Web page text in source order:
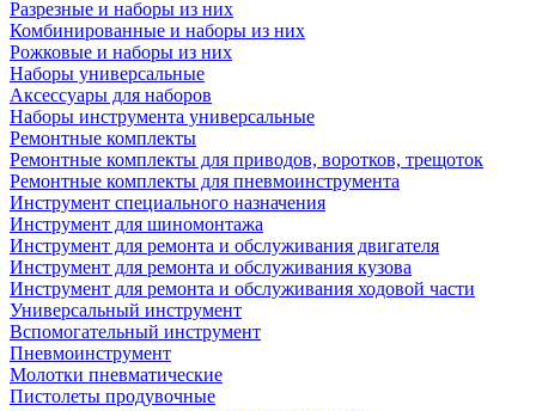
Разрезные и наборы из них
Комбинированные и наборы из них
Рожковые и наборы из них
Наборы универсальные
Аксессуары для наборов
Наборы инструмента универсальные
Ремонтные комплекты
Ремонтные комплекты для приводов, воротков, трещоток
Ремонтные комплекты для пневмоинструмента
Инструмент специального назначения
Инструмент для шиномонтажа
Инструмент для ремонта и обслуживания двигателя
Инструмент для ремонта и обслуживания кузова
Инструмент для ремонта и обслуживания ходовой части
Универсальный инструмент
Вспомогательный инструмент
Пневмоинструмент
Молотки пневматические
Пистолеты продувочные